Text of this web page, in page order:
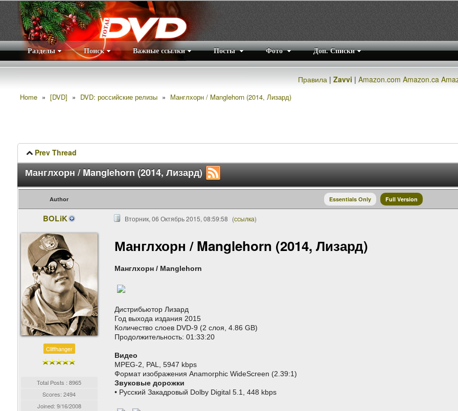
Разделы Поиск Важные ссылки Посты Фото Доп. Списки
Правила |Zavvi |Amazon.com Amazon.ca
Home » [DVD] » DVD: российские релизы » Манглхорн / Manglehorn (2014, Лизард)
Prev Thread
Манглхорн / Manglehorn (2014, Лизард)
Author Essentials Only Full Version
BOLiK
Cliffhanger
Total Posts : 8965
Scores: 2494
Joined: 9/16/2008
Вторник, 06 Октябрь 2015, 08:59:58 (ссылка)
Манглхорн / Manglehorn (2014, Лизард)
Манглхорн / Manglehorn
Дистрибьютор Лизард
Год выхода издания 2015
Количество слоев DVD-9 (2 слоя, 4.86 GB)
Продолжительность: 01:33:20
Видео
MPEG-2, PAL, 5947 kbps
Формат изображения Anamorphic WideScreen (2.39:1)
Звуковые дорожки
• Русский Закадровый Dolby Digital 5.1, 448 kbps